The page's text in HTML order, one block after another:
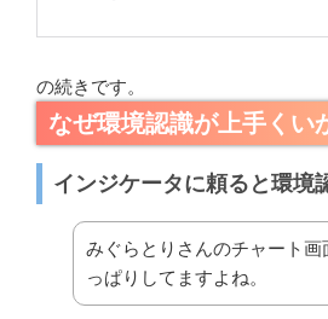
の続きです。
なぜ環境認識が上手くい
インジケータに頼ると環境
みぐらとりさんのチャート画
っぱりしてますよね。